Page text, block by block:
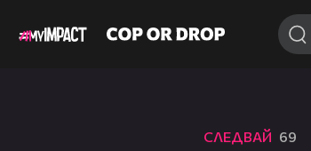
СЛЕДВАЙ 69